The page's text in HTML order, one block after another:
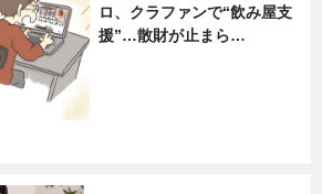
ロ、クラファンで“飲み屋支
援”…散財が止まら…